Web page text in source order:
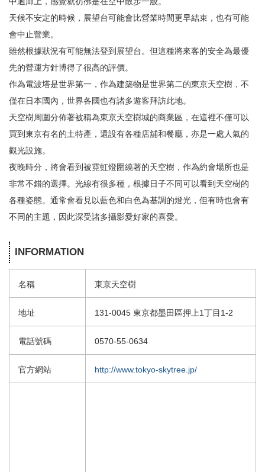
天候不安定的時候，展望台可能會比營業時間更早結束，也有可能
會中止營業。
雖然根據狀況有可能無法登到展望台。但這種將來客的安全為最優
先的營運方針博得了很高的評價。
作為電波塔是世界第一，作為建築物是世界第二的東京天空樹，不
僅在日本國內，世界各國也有諸多遊客拜訪此地。
天空樹周圍分佈著被稱為東京天空樹城的商業區，在這裡不僅可以
買到東京有名的土特產，還設有各種店舖和餐廳，亦是一處人氣的
觀光設施。
夜晚時分，將會看到被霓虹燈圍繞著的天空樹，作為約會場所也是
非常不錯的選擇。光線有很多種，根據日子不同可以看到天空樹的
各種姿態。通常會看見以藍色和白色為基調的燈光，但有時也會有
不同的主題，因此深受諸多攝影愛好家的喜愛。
INFORMATION
名稱 東京天空樹
地址 131-0045 東京都墨田區押上1丁目1-2
電話號碼 0570-55-0634
官方網站 http://www.tokyo-skytree.jp/